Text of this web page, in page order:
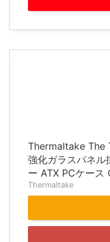
Thermaltake The
強化ガラスパネル
ー ATX PCケー
Thermaltake